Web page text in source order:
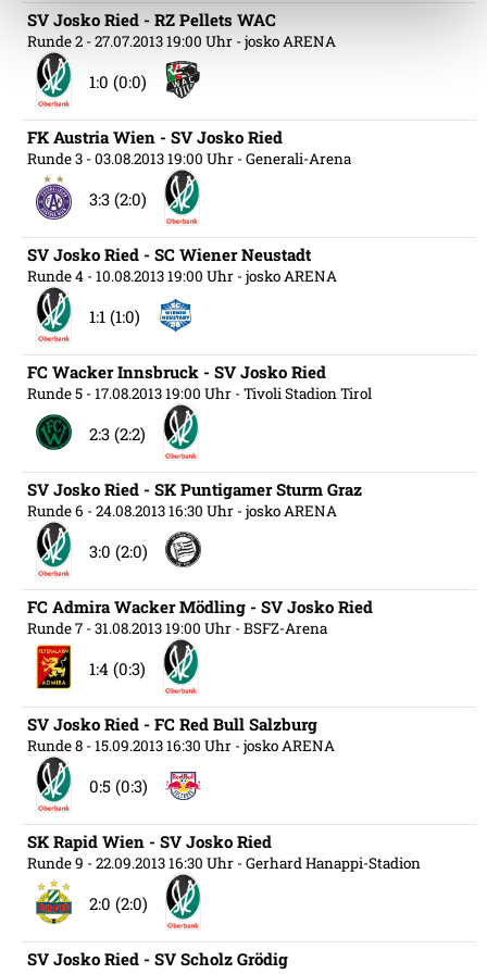
Weitere Details, insbesondere zu Speicherdauer und
Empfänger entnehmen Sie unserer
Datenschutzerklärung
SV Josko Ried - RZ Pellets WAC
Runde 2 - 27.07.2013 19:00 Uhr - josko ARENA
1:0 (0:0)
FK Austria Wien - SV Josko Ried
Runde 3 - 03.08.2013 19:00 Uhr - Generali-Arena
3:3 (2:0)
SV Josko Ried - SC Wiener Neustadt
Runde 4 - 10.08.2013 19:00 Uhr - josko ARENA
1:1 (1:0)
FC Wacker Innsbruck - SV Josko Ried
Runde 5 - 17.08.2013 19:00 Uhr - Tivoli Stadion Tirol
2:3 (2:2)
SV Josko Ried - SK Puntigamer Sturm Graz
Runde 6 - 24.08.2013 16:30 Uhr - josko ARENA
3:0 (2:0)
FC Admira Wacker Mödling - SV Josko Ried
Runde 7 - 31.08.2013 19:00 Uhr - BSFZ-Arena
1:4 (0:3)
SV Josko Ried - FC Red Bull Salzburg
Runde 8 - 15.09.2013 16:30 Uhr - josko ARENA
0:5 (0:3)
SK Rapid Wien - SV Josko Ried
Runde 9 - 22.09.2013 16:30 Uhr - Gerhard Hanappi-Stadion
2:0 (2:0)
SV Josko Ried - SV Scholz Grödig